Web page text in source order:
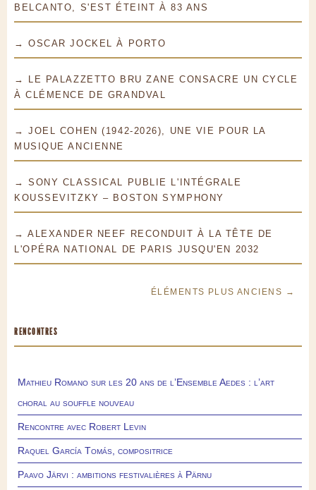
BELCANTO, S'EST ÉTEINT À 83 ANS
→ OSCAR JOCKEL À PORTO
→ LE PALAZZETTO BRU ZANE CONSACRE UN CYCLE
À CLÉMENCE DE GRANDVAL
→ JOEL COHEN (1942-2026), UNE VIE POUR LA
MUSIQUE ANCIENNE
→ SONY CLASSICAL PUBLIE L'INTÉGRALE
KOUSSEVITZKY – BOSTON SYMPHONY
→ ALEXANDER NEEF RECONDUIT À LA TÊTE DE
L'OPÉRA NATIONAL DE PARIS JUSQU'EN 2032
ÉLÉMENTS PLUS ANCIENS →
RENCONTRES
Mathieu Romano sur les 20 ans de l’Ensemble Aedes : l’art
choral au souffle nouveau
Rencontre avec Robert Levin
Raquel García Tomás, compositrice
Paavo Järvi : ambitions festivalières à Pärnu